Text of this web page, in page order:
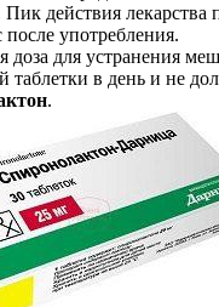
действия лекарства
употребления.
доза для устранения
таблетки в день и не
.